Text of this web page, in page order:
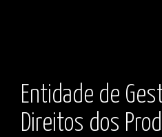
Entidade de
Direitos dos